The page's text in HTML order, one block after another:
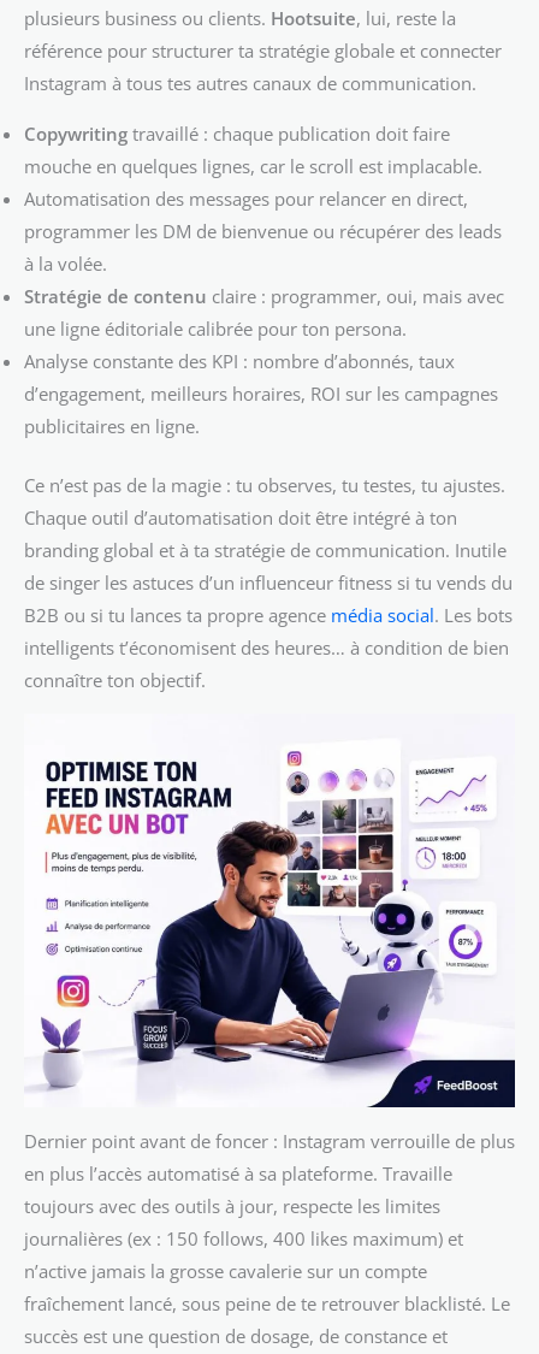
plusieurs business ou clients. Hootsuite, lui, reste la
référence pour structurer ta stratégie globale et connecter
Instagram à tous tes autres canaux de communication.
Copywriting travaillé : chaque publication doit faire
mouche en quelques lignes, car le scroll est implacable.
Automatisation des messages pour relancer en direct,
programmer les DM de bienvenue ou récupérer des leads
à la volée.
Stratégie de contenu claire : programmer, oui, mais avec
une ligne éditoriale calibrée pour ton persona.
Analyse constante des KPI : nombre d’abonnés, taux
d’engagement, meilleurs horaires, ROI sur les campagnes
publicitaires en ligne.
Ce n’est pas de la magie : tu observes, tu testes, tu ajustes.
Chaque outil d’automatisation doit être intégré à ton
branding global et à ta stratégie de communication. Inutile
de singer les astuces d’un influenceur fitness si tu vends du
B2B ou si tu lances ta propre agence média social. Les bots
intelligents t’économisent des heures… à condition de bien
connaître ton objectif.
Dernier point avant de foncer : Instagram verrouille de plus
en plus l’accès automatisé à sa plateforme. Travaille
toujours avec des outils à jour, respecte les limites
journalières (ex : 150 follows, 400 likes maximum) et
n’active jamais la grosse cavalerie sur un compte
fraîchement lancé, sous peine de te retrouver blacklisté. Le
succès est une question de dosage, de constance et